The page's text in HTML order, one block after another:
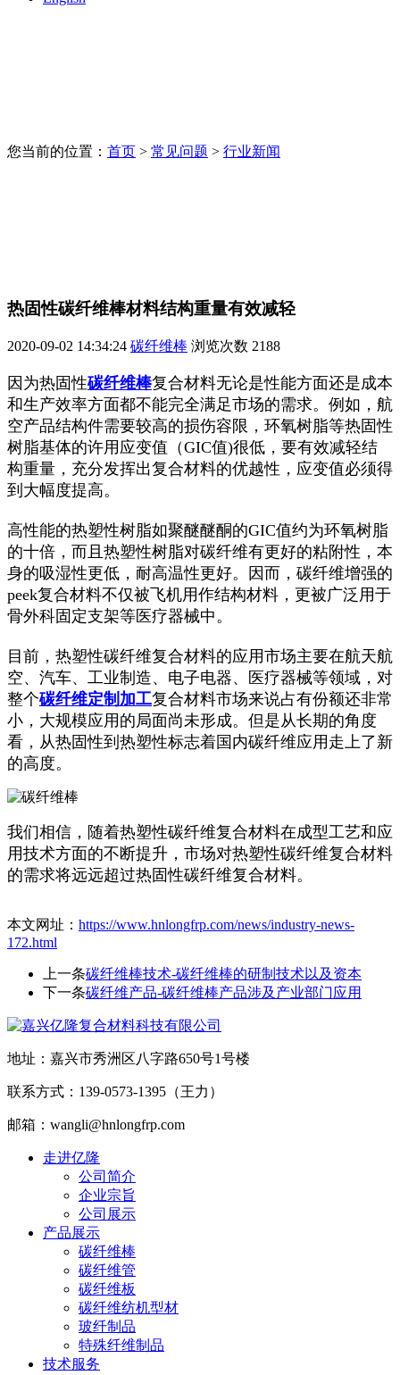
您当前的位置： 首页 > 常见问题 > 行业新闻
热固性碳纤维棒材料结构重量有效减轻
2020-09-02 14:34:24 碳纤维棒 浏览次数 2188
因为热固性碳纤维棒复合材料无论是性能方面还是成本
和生产效率方面都不能完全满足市场的需求。例如，航
空产品结构件需要较高的损伤容限，环氧树脂等热固性
树脂基体的许用应变值（GIC值)很低，要有效减轻结
构重量，充分发挥出复合材料的优越性，应变值必须得
到大幅度提高。
高性能的热塑性树脂如聚醚醚酮的GIC值约为环氧树脂
的十倍，而且热塑性树脂对碳纤维有更好的粘附性，本
身的吸湿性更低，耐高温性更好。因而，碳纤维增强的
peek复合材料不仅被飞机用作结构材料，更被广泛用于
骨外科固定支架等医疗器械中。
目前，热塑性碳纤维复合材料的应用市场主要在航天航
空、汽车、工业制造、电子电器、医疗器械等领域，对
整个碳纤维定制加工复合材料市场来说占有份额还非常
小，大规模应用的局面尚未形成。但是从长期的角度
看，从热固性到热塑性标志着国内碳纤维应用走上了新
的高度。
我们相信，随着热塑性碳纤维复合材料在成型工艺和应
用技术方面的不断提升，市场对热塑性碳纤维复合材料
的需求将远远超过热固性碳纤维复合材料。
本文网址： https://www.hnlongfrp.com/news/industry-news-
172.html
上一条碳纤维棒技术-碳纤维棒的研制技术以及资本
下一条碳纤维产品-碳纤维棒产品涉及产业部门应用
地址：嘉兴市秀洲区八字路650号1号楼
联系方式：139-0573-1395（王力）
邮箱：wangli@hnlongfrp.com
走进亿隆
公司简介
企业宗旨
公司展示
产品展示
碳纤维棒
碳纤维管
碳纤维板
碳纤维纺机型材
玻纤制品
特殊纤维制品
技术服务